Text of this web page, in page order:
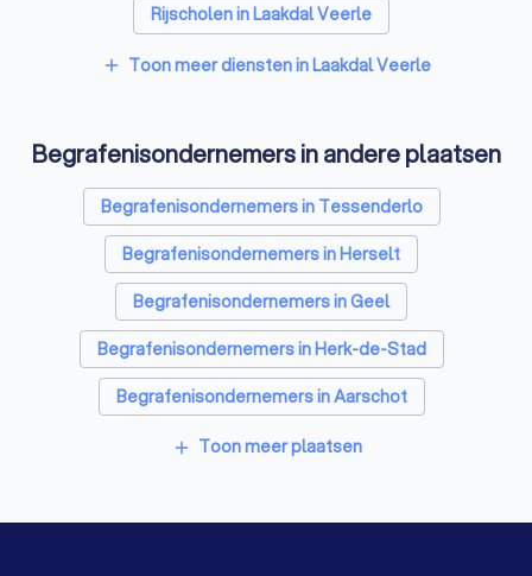
Rijscholen in Laakdal Veerle
Coaches in Laakdal Veerle
Psychologen in Laakdal Veerle
Relatietherapeut in Laakdal Veerle
Reisbureaus in Laakdal Veerle
Personal trainers in Laakdal Veerle
add Toon meer diensten in Laakdal Veerle
Begrafenisondernemers in andere plaatsen
Begrafenisondernemers in Tessenderlo
Begrafenisondernemers in Herselt
Begrafenisondernemers in Geel
Begrafenisondernemers in Herk-de-Stad
Begrafenisondernemers in Aarschot
Begrafenisondernemers in Balen
add Toon meer plaatsen